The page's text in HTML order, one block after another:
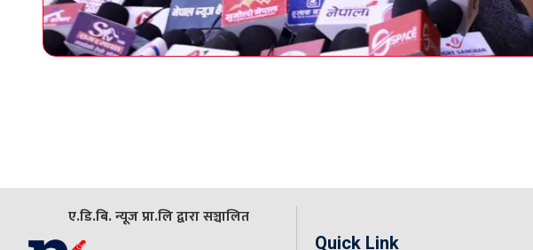
ए.डि.बि. न्यूज प्रा.लि द्वारा सञ्चालित
Quick Link